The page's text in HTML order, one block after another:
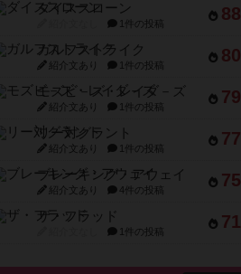
88
ダイススローン
1件の投稿
80
ガルフストライク
紹介文あり 1件の投稿
79
モズビ－ズ・レイダ－ズ
紹介文あり 1件の投稿
77
リー対グラント
紹介文あり 1件の投稿
75
ブレーキング・アウェイ
紹介文あり 4件の投稿
71
ザ・フラッド
1件の投稿